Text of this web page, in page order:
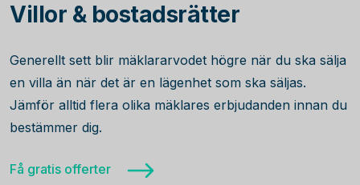
Villor & bostadsrätter
Generellt sett blir mäklararvodet högre när du ska sälja
en villa än när det är en lägenhet som ska säljas.
Jämför alltid flera olika mäklares erbjudanden innan du
bestämmer dig.
Få gratis offerter